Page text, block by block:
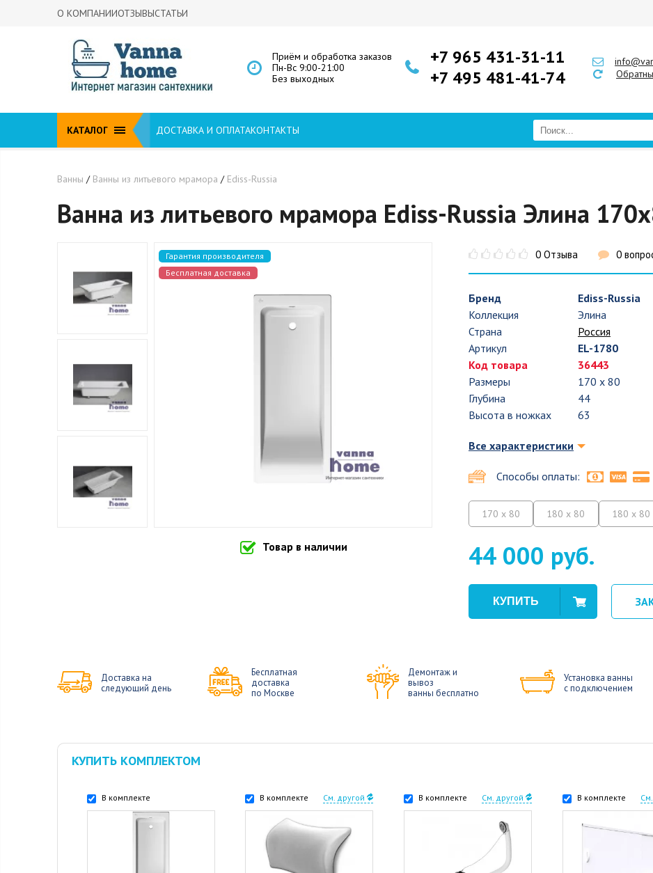
О КОМПАНИИОТЗЫВЫСТАТЬИ
Приём и обработка заказов
Пн-Вс 9:00-21:00
Без выходных
+7 965 431-31-11
+7 495 481-41-74
КАТАЛОГ ДОСТАВКА И ОПЛАТАКОНТАКТЫ
Ванны / Ванны из литьевого мрамора / Ediss-Russia
Ванна из литьевого мрамора Ediss-Russia Элина
Бесплатная доставка
Гарантия производителя
Товар в наличии
0 Отзыва 0
Бренд
Ediss-Russia
Коллекция
Элина
Страна
Россия
Артикул
EL-1780
Код товара
36443
Размеры
170 x 80
Глубина
44
Высота в ножках
63
Все характеристики
Способы оплаты:
170 x 80 180 x 80 180 x 80
44 000 руб.
Доставка на
следующий день
Бесплатная
доставка
по Москве
Демонтаж и
вывоз
ванны бесплатно
Установка ванны
с подключением
КУПИТЬ КОМПЛЕКТОМ
В комплекте В комплекте См. другой В комплекте См. другой В комплекте